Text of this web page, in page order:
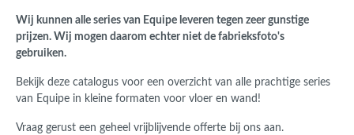
Wij kunnen alle series van Equipe leveren tegen zeer gunstige
prijzen. Wij mogen daarom echter niet de fabrieksfoto's
gebruiken.
Bekijk deze catalogus voor een overzicht van alle prachtige series
van Equipe in kleine formaten voor vloer en wand!
Vraag gerust een geheel vrijblijvende offerte bij ons aan.